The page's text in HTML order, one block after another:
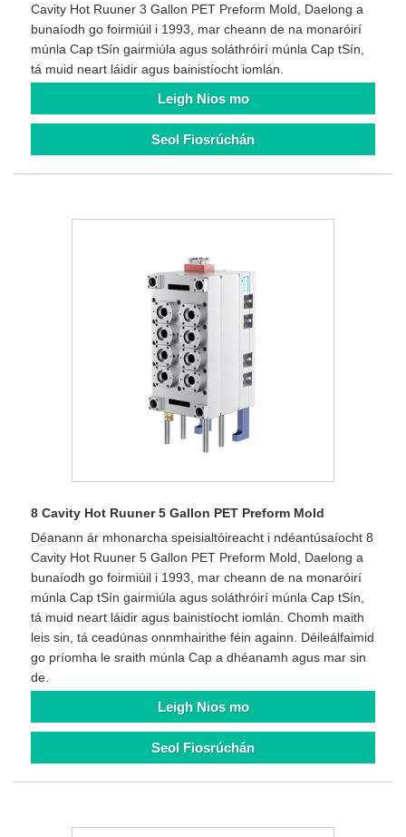
Cavity Hot Ruuner 3 Gallon PET Preform Mold, Daelong a
bunaíodh go foirmiúil i 1993, mar cheann de na monaróirí
múnla Cap tSín gairmiúla agus soláthróirí múnla Cap tSín,
tá muid neart láidir agus bainistíocht iomlán.
Leigh Nios mo
Seol Fiosrúchán
8 Cavity Hot Ruuner 5 Gallon PET Preform Mold
Déanann ár mhonarcha speisialtóireacht i ndéantúsaíocht 8
Cavity Hot Ruuner 5 Gallon PET Preform Mold, Daelong a
bunaíodh go foirmiúil i 1993, mar cheann de na monaróirí
múnla Cap tSín gairmiúla agus soláthróirí múnla Cap tSín,
tá muid neart láidir agus bainistíocht iomlán. Chomh maith
leis sin, tá ceadúnas onnmhairithe féin againn. Déileálfaimid
go príomha le sraith múnla Cap a dhéanamh agus mar sin
de.
Leigh Nios mo
Seol Fiosrúchán